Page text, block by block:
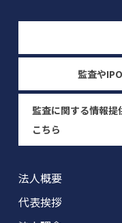
監査や
監査に関する情報提
こちら
法人概要
代表挨拶